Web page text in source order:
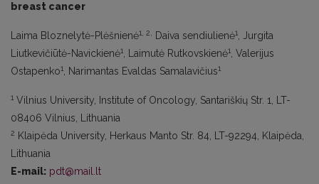
breast cancer
Laima Bloznelytė-Plėšnienė1, 2, Daiva sendiulienė1
, Jurgita
Liutkevičiūtė-Navickienė1 , Laimutė Rutkovskienė1
, Valerijus
Ostapenko1 , Narimantas Evaldas Samalavičius1
1 Vilnius University, Institute of Oncology, Santariškių Str. 1, LT-
08406 Vilnius, Lithuania
2 Klaipėda University, Herkaus Manto Str. 84, LT-92294, Klaipėda,
Lithuania
E-mail: pdt@mail.lt